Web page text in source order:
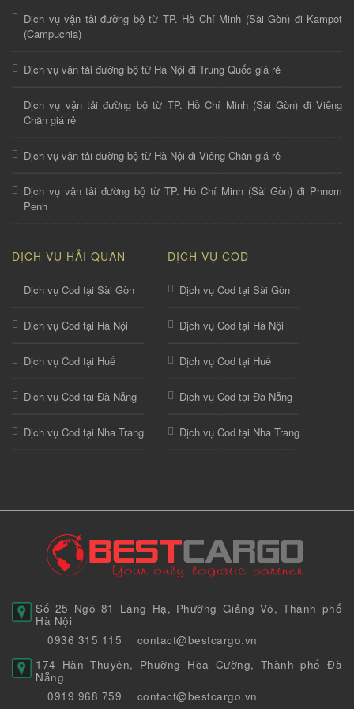
Dịch vụ vận tải đường bộ từ TP. Hồ Chí Minh (Sài Gòn) đi Kampot
(Campuchia)
Dịch vụ vận tải đường bộ từ Hà Nội đi Trung Quốc giá rẻ
Dịch vụ vận tải đường bộ từ TP. Hồ Chí Minh (Sài Gòn) đi Viêng
Chăn giá rẻ
Dịch vụ vận tải đường bộ từ Hà Nội đi Viêng Chăn giá rẻ
Dịch vụ vận tải đường bộ từ TP. Hồ Chí Minh (Sài Gòn) đi Phnom
Penh
DỊCH VỤ HẢI QUAN
Dịch vụ Cod tại Sài Gòn
Dịch vụ Cod tại Hà Nội
Dịch vụ Cod tại Huế
Dịch vụ Cod tại Đà Nẵng
Dịch vụ Cod tại Nha Trang
DỊCH VỤ COD
Dịch vụ Cod tại Sài Gòn
Dịch vụ Cod tại Hà Nội
Dịch vụ Cod tại Huế
Dịch vụ Cod tại Đà Nẵng
Dịch vụ Cod tại Nha Trang
Số 25 Ngõ 81 Láng Hạ, Phường Giảng Võ, Thành phố
Hà Nội
0936 315 115
contact@bestcargo.vn
174 Hàn Thuyên, Phường Hòa Cường, Thành phố Đà
Nẵng
0919 968 759
contact@bestcargo.vn